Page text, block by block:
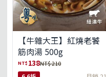
【牛雜大王】紅燒老饕
筋肉湯 500g
NT$ 138NT$ 210